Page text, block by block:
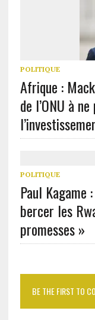
POLITIQUE
Afrique :
de l’ONU à
POLITIQUE
Paul Kagame
bercer les
promesses »
BE THE FIRST TO